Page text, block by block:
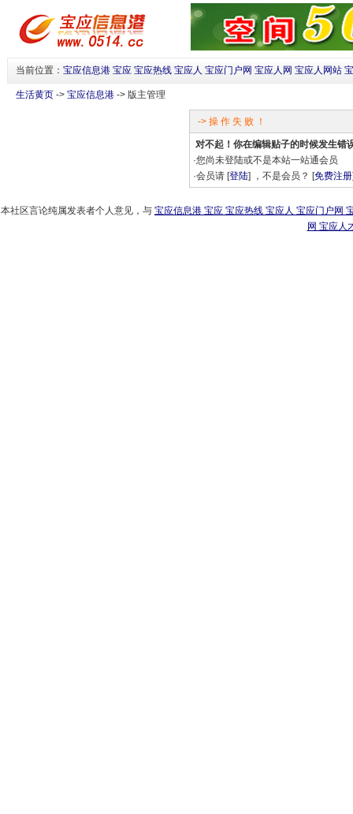
当前位置： 宝应信息港 宝应 宝应热线 宝应人 宝应门户网 宝应人网 宝应人网站
生活黄页-> 宝应信息港-> 版主管理
-> 操 作 失 败 ！
对不起！你在编辑贴子的时候发生错
·您尚未登陆或不是本站一站通会员
·会员请 [登陆] ，不是会员？ [免费注册
本社区言论纯属发表者个人意见，与 宝应信息港 宝应 宝应热线 宝应人 宝应门户网
网 宝应人